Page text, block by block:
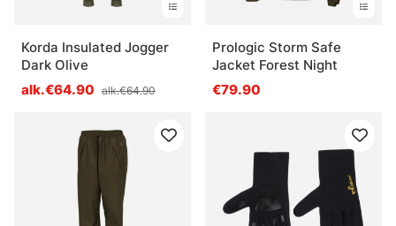
Korda Insulated Jogger
Dark Olive
alk.€64.90 alk.€64.90
Prologic Storm Safe
Jacket Forest Night
€79.90